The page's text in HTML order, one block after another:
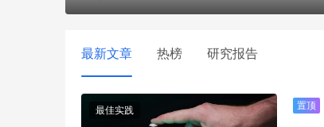
最新文章 热榜 研究报告
最佳实践 置顶